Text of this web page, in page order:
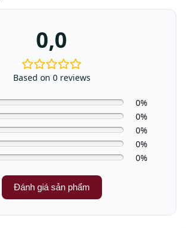
455kWh / năm
35kg
Nhật bản
0,0
Based on 0 reviews
0%
0%
0%
0%
0%
Đánh giá sản phẩm